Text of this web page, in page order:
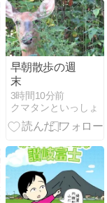
早朝散歩の週
末
3時間10分前
クマタンといっしょ